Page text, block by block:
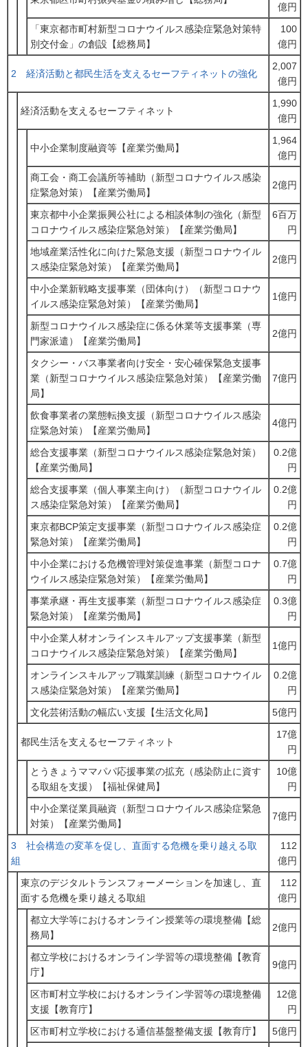
億円
「東京都市町村新型コロナウイルス感染症緊急対策特
別交付金」の創設【総務局】
100
億円
2 経済活動と都民生活を支えるセーフティネットの強化
2,007
億円
経済活動を支えるセーフティネット
1,990
億円
中小企業制度融資等【産業労働局】
1,964
億円
商工会・商工会議所等補助（新型コロナウイルス感染
症緊急対策）【産業労働局】
2億円
東京都中小企業振興公社による相談体制の強化（新型
コロナウイルス感染症緊急対策）【産業労働局】
6百万
円
地域産業活性化に向けた緊急支援（新型コロナウイル
ス感染症緊急対策）【産業労働局】
2億円
中小企業新戦略支援事業（団体向け）（新型コロナウ
イルス感染症緊急対策）【産業労働局】
1億円
新型コロナウイルス感染症に係る休業等支援事業（専
門家派遣）【産業労働局】
2億円
タクシー・バス事業者向け安全・安心確保緊急支援事
業（新型コロナウイルス感染症緊急対策）【産業労働
局】
7億円
飲食事業者の業態転換支援（新型コロナウイルス感染
症緊急対策）【産業労働局】
4億円
総合支援事業（新型コロナウイルス感染症緊急対策）
【産業労働局】
0.2億
円
総合支援事業（個人事業主向け）（新型コロナウイル
ス感染症緊急対策）【産業労働局】
0.2億
円
東京都BCP策定支援事業（新型コロナウイルス感染症
緊急対策）【産業労働局】
0.2億
円
中小企業における危機管理対策促進事業（新型コロナ
ウイルス感染症緊急対策）【産業労働局】
0.7億
円
事業承継・再生支援事業（新型コロナウイルス感染症
緊急対策）【産業労働局】
0.3億
円
中小企業人材オンラインスキルアップ支援事業（新型
コロナウイルス感染症緊急対策）【産業労働局】
1億円
オンラインスキルアップ職業訓練（新型コロナウイル
ス感染症緊急対策）【産業労働局】
0.2億
円
文化芸術活動の幅広い支援【生活文化局】
5億円
都民生活を支えるセーフティネット
17億
円
とうきょうママパパ応援事業の拡充（感染防止に資す
る取組を支援）【福祉保健局】
10億
円
中小企業従業員融資（新型コロナウイルス感染症緊急
対策）【産業労働局】
7億円
3 社会構造の変革を促し、直面する危機を乗り越える取
組
112
億円
東京のデジタルトランスフォーメーションを加速し、直
面する危機を乗り越える取組
112
億円
都立大学等におけるオンライン授業等の環境整備【総
務局】
2億円
都立学校におけるオンライン学習等の環境整備【教育
庁】
9億円
区市町村立学校におけるオンライン学習等の環境整備
支援【教育庁】
12億
円
区市町村立学校における通信基盤整備支援【教育庁】
5億円